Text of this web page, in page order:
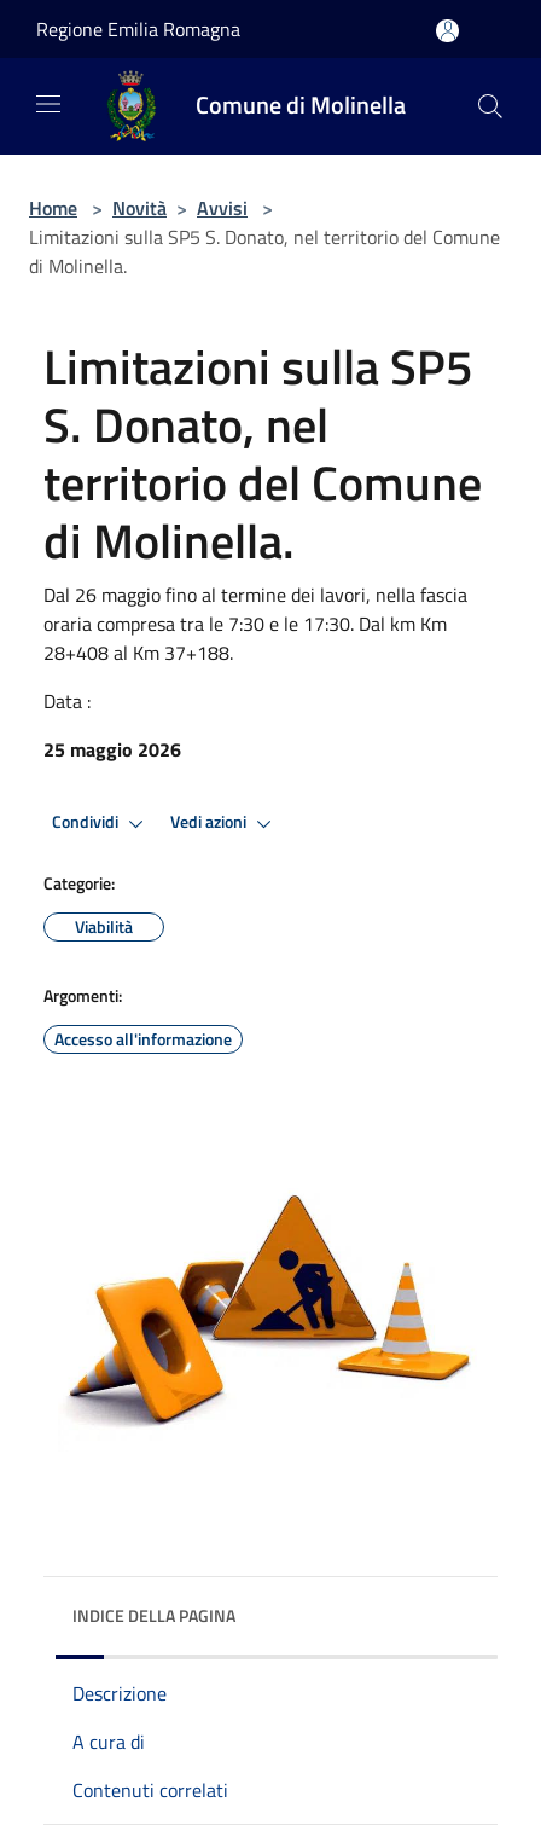
Regione Emilia Romagna
Comune di Molinella
Home > Novità > Avvisi >
Limitazioni sulla SP5 S. Donato, nel territorio del Comune
di Molinella.
Limitazioni sulla SP5
S. Donato, nel
territorio del Comune
di Molinella.
Dal 26 maggio fino al termine dei lavori, nella fascia
oraria compresa tra le 7:30 e le 17:30. Dal km Km
28+408 al Km 37+188.
Data :
25 maggio 2026
Condividi Vedi azioni
Categorie:
Viabilità
Argomenti:
Accesso all'informazione
INDICE DELLA PAGINA
Descrizione
A cura di
Contenuti correlati